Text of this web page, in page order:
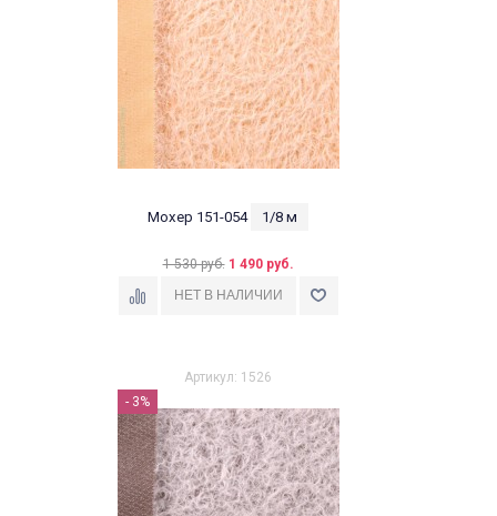
Мохер 151-054 1/8 м
1 530 руб. 1 490 руб.
Артикул: 1526
- 3%